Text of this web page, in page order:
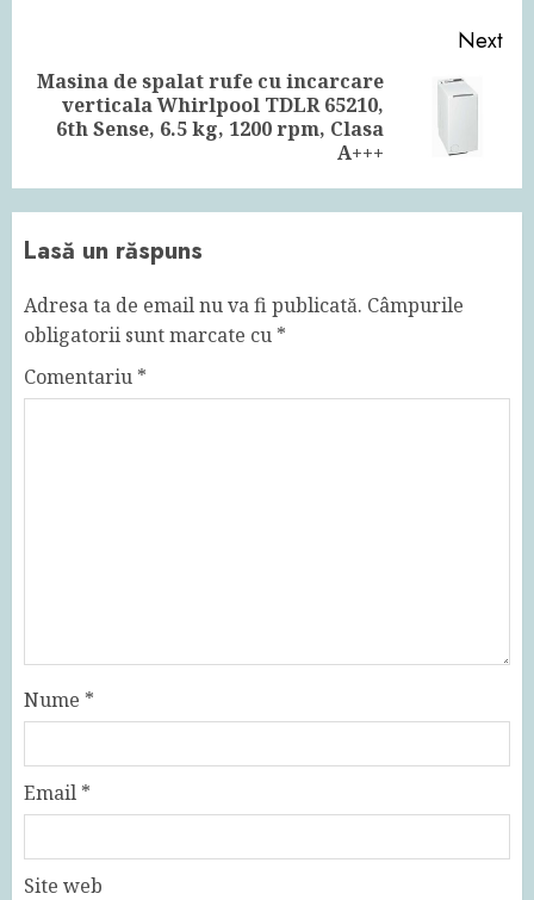
Next
Next
post:
Masina de spalat rufe cu incarcare
verticala Whirlpool TDLR 65210,
6th Sense, 6.5 kg, 1200 rpm, Clasa
A+++
Lasă un răspuns
Adresa ta de email nu va fi publicată. Câmpurile
obligatorii sunt marcate cu *
Comentariu *
Nume *
Email *
Site web